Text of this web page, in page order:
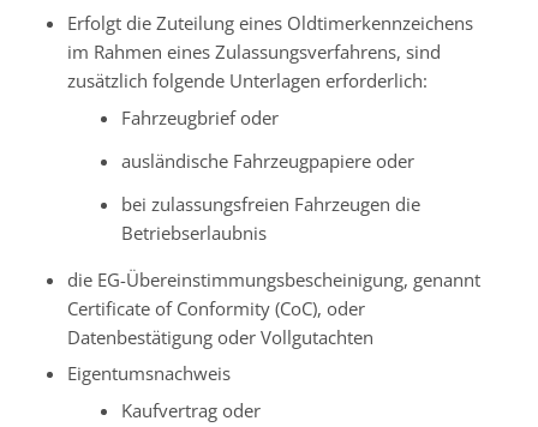
Erfolgt die Zuteilung eines Oldtimerkennzeichens
im Rahmen eines Zulassungsverfahrens, sind
zusätzlich folgende Unterlagen erforderlich:
Fahrzeugbrief oder
ausländische Fahrzeugpapiere oder
bei zulassungsfreien Fahrzeugen die
Betriebserlaubnis
die EG-Übereinstimmungsbescheinigung, genannt
Certificate of Conformity (CoC), oder
Datenbestätigung oder Vollgutachten
Eigentumsnachweis
Kaufvertrag oder